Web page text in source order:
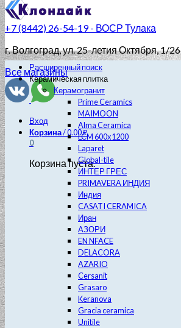
+7 (8442) 26-54-19 - ВОСР Тулака
г. Волгоград, ул. 25-летия Октября, 1/26
Все магазины
Вход
Корзина/0.00₽
0
Корзина пуста.
Расширенный поиск
Керамическая плитка
Керамогранит
Prime Ceramics
MAIMOON
Alma Ceramica
LCM 600х1200
Laparet
Global-tile
ИНТЕР ГРЕС
PRIMAVERA ИНДИЯ
Индия
CASATI CERAMICA
Иран
АЗОРИ
EN NFACE
DELACORA
AZARIO
Cersanit
Grasaro
Keranova
Gracia ceramica
Unitile